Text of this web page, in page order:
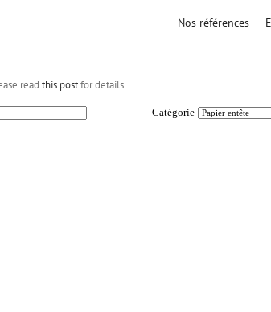
Nos références
read this postfor details.